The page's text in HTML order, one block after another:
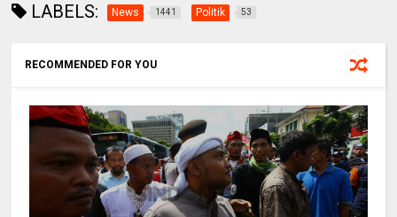
LABELS: News 1441 Politik 53
RECOMMENDED FOR YOU